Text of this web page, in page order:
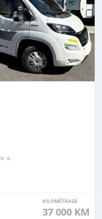
KILOMÉTRAGE
37 000 KM